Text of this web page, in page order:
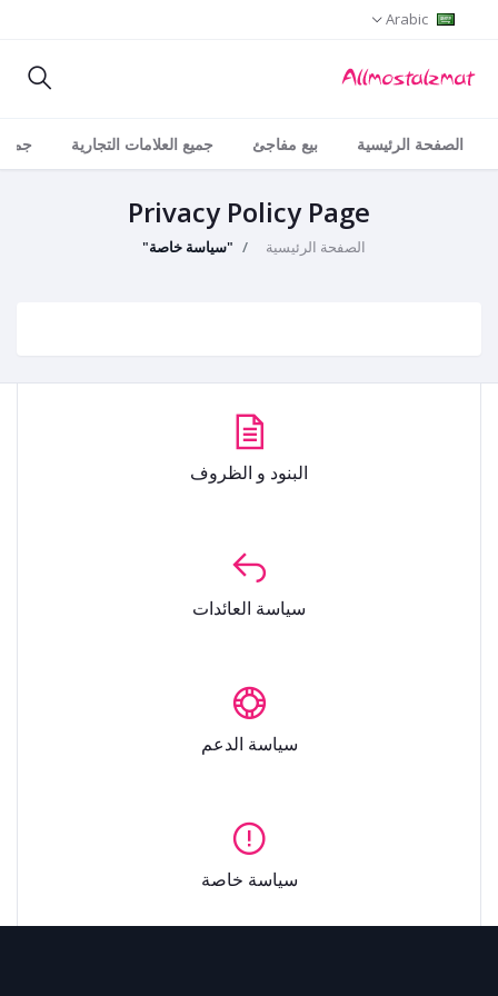
Arabic
الصفحة الرئيسية بيع مفاجئ جميع العلامات التجارية
Privacy Policy Page
الصفحة الرئيسية "سياسة خاصة"
البنود و الظروف
سياسة العائدات
سياسة الدعم
سياسة خاصة